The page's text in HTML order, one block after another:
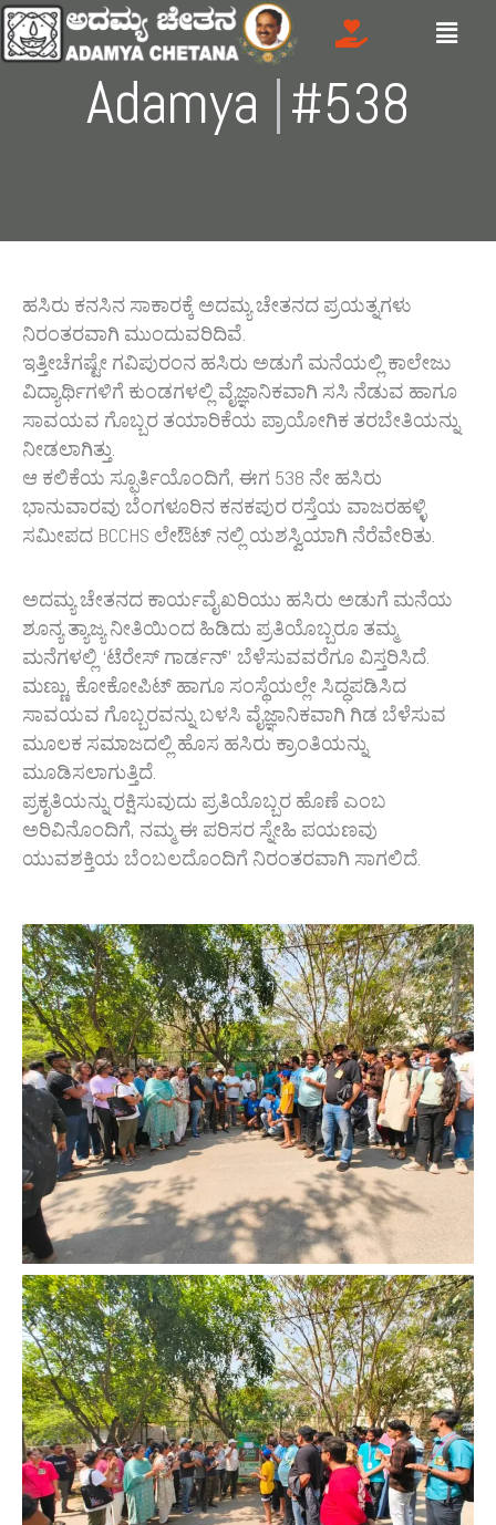
Skip
to
content
Menu
AdamyaGre|#538
ಹಸಿರು ಕನಸಿನ ಸಾಕಾರಕ್ಕೆ ಅದಮ್ಯ ಚೇತನದ ಪ್ರಯತ್ನಗಳು
ನಿರಂತರವಾಗಿ ಮುಂದುವರಿದಿವೆ.
ಇತ್ತೀಚೆಗಷ್ಟೇ ಗವಿಪುರಂನ ಹಸಿರು ಅಡುಗೆ ಮನೆಯಲ್ಲಿ ಕಾಲೇಜು
ವಿದ್ಯಾರ್ಥಿಗಳಿಗೆ ಕುಂಡಗಳಲ್ಲಿ ವೈಜ್ಞಾನಿಕವಾಗಿ ಸಸಿ ನೆಡುವ ಹಾಗೂ
ಸಾವಯವ ಗೊಬ್ಬರ ತಯಾರಿಕೆಯ ಪ್ರಾಯೋಗಿಕ ತರಬೇತಿಯನ್ನು
ನೀಡಲಾಗಿತ್ತು.
ಆ ಕಲಿಕೆಯ ಸ್ಫೂರ್ತಿಯೊಂದಿಗೆ, ಈಗ 538 ನೇ ಹಸಿರು
ಭಾನುವಾರವು ಬೆಂಗಳೂರಿನ ಕನಕಪುರ ರಸ್ತೆಯ ವಾಜರಹಳ್ಳಿ
ಸಮೀಪದ BCCHS ಲೇಔಟ್‌ ನಲ್ಲಿ ಯಶಸ್ವಿಯಾಗಿ ನೆರೆವೇರಿತು.
ಅದಮ್ಯ ಚೇತನದ ಕಾರ್ಯವೈಖರಿಯು ಹಸಿರು ಅಡುಗೆ ಮನೆಯ
ಶೂನ್ಯ ತ್ಯಾಜ್ಯ ನೀತಿಯಿಂದ ಹಿಡಿದು ಪ್ರತಿಯೊಬ್ಬರೂ ತಮ್ಮ
ಮನೆಗಳಲ್ಲಿ ‘ಟೆರೇಸ್ ಗಾರ್ಡನ್’ ಬೆಳೆಸುವವರೆಗೂ ವಿಸ್ತರಿಸಿದೆ.
ಮಣ್ಣು, ಕೋಕೋಪಿಟ್ ಹಾಗೂ ಸಂಸ್ಥೆಯಲ್ಲೇ ಸಿದ್ಧಪಡಿಸಿದ
ಸಾವಯವ ಗೊಬ್ಬರವನ್ನು ಬಳಸಿ ವೈಜ್ಞಾನಿಕವಾಗಿ ಗಿಡ ಬೆಳೆಸುವ
ಮೂಲಕ ಸಮಾಜದಲ್ಲಿ ಹೊಸ ಹಸಿರು ಕ್ರಾಂತಿಯನ್ನು
ಮೂಡಿಸಲಾಗುತ್ತಿದೆ.
ಪ್ರಕೃತಿಯನ್ನು ರಕ್ಷಿಸುವುದು ಪ್ರತಿಯೊಬ್ಬರ ಹೊಣೆ ಎಂಬ
ಅರಿವಿನೊಂದಿಗೆ, ನಮ್ಮ ಈ ಪರಿಸರ ಸ್ನೇಹಿ ಪಯಣವು
ಯುವಶಕ್ತಿಯ ಬೆಂಬಲದೊಂದಿಗೆ ನಿರಂತರವಾಗಿ ಸಾಗಲಿದೆ.